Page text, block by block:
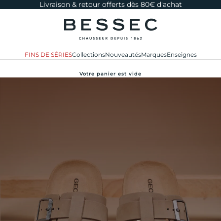
Livraison & retour offerts dès 80€ d'achat
bessec-chaussures
FINS DE SÉRIESCollectionsNouveautésMarquesEnseignes
Votre panier est vide